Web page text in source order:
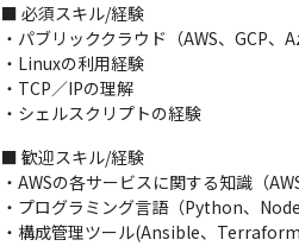
参考：https://cloudbear.jp/case/
・AWSを使用した全米オープンゴルフ
参考：https://cloudbear.jp/case/us-
https://aws.amazon.com/jp/
・大手芸能事務所公式サイトのフルリニ
参考：https://cloudbear.jp/case/
その他実績多数！
■ 必須スキル/経験
・パブリッククラウド（AWS、GCP
・Linuxの利用経験
・TCP／IPの理解
・シェルスクリプトの経験
■ 歓迎スキル/経験
・AWSの各サービスに関する知識（
・プログラミング言語（Python、
・構成管理ツール(Ansible、